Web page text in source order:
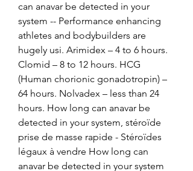
can anavar be detected in your
system -- Performance enhancing
athletes and bodybuilders are
hugely usi. Arimidex – 4 to 6 hours.
Clomid – 8 to 12 hours. HCG
(Human chorionic gonadotropin) –
64 hours. Nolvadex – less than 24
hours. How long can anavar be
detected in your system, stéroïde
prise de masse rapide - Stéroïdes
légaux à vendre How long can
anavar be detected in your system